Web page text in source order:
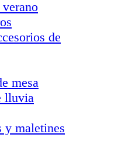
de
mesa
lluvia
maletines